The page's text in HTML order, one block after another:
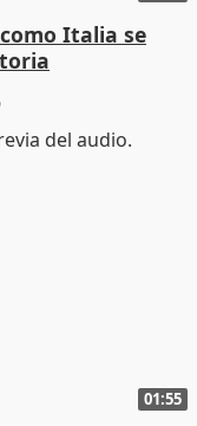
Italia se
01:55